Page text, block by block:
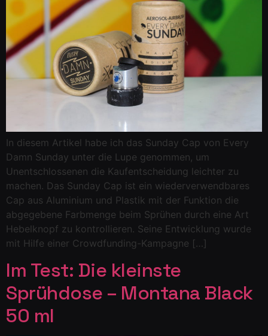
In diesem Artikel habe ich das Sunday Cap von Every
Damn Sunday unter die Lupe genommen, um
Unentschlossenen die Kaufentscheidung leichter zu
machen. Das Sunday Cap ist ein wiederverwendbares
Cap aus Aluminium und Plastik mit der Funktion die
abgegebene Farbmenge beim Sprühen durch eine Art
Hebelknopf zu kontrollieren. Seine Entwicklung wurde
mit Hilfe einer Crowdfunding-Kampagne […]
Im Test: Die kleinste
Sprühdose – Montana Black
50 ml